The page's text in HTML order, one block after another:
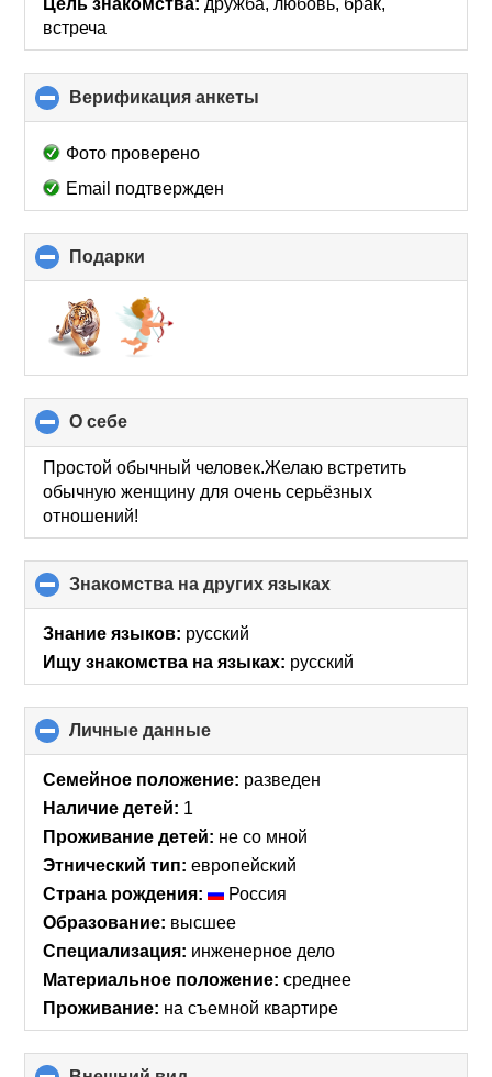
Цель знакомства: дружба, любовь, брак,
встреча
Верификация анкеты
to
Фото проверено
Email подтвержден
Подарки
to
collapse
contents
О себе
to
collapse
contents
Простой обычный человек.Желаю встретить
обычную женщину для очень серьёзных
отношений!
Знакомства на других языках
to
contents
Знание языков: русский
Ищу знакомства на языках: русский
Личные данные
to
collapse
Семейное положение: разведен
Наличие детей: 1
Проживание детей: не со мной
Этнический тип: европейский
Страна рождения:
Россия
Образование: высшее
Специализация: инженерное дело
Материальное положение: среднее
Проживание: на съемной квартире